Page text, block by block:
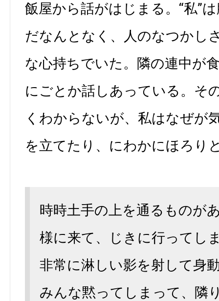
飯屋から話がはじまる。“私”
だなんとなく、人のなつかし
な心持ちでいた。隣の連中が
にごとか話しあっている。そ
くわからないが、私はなぜが
を立てたり、にわかにほろり
時時土手の上を通るものが
様に来て、じきに行ってし
非常に淋しい影を射して身
みんな黙ってしまって、隣